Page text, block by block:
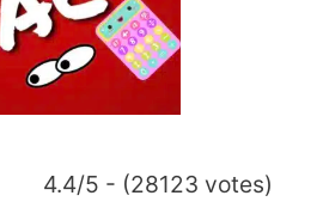
4.4/5 - (28123 votes)